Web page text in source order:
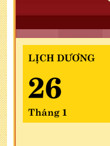
LỊCH DƯƠNG
26
Tháng 1